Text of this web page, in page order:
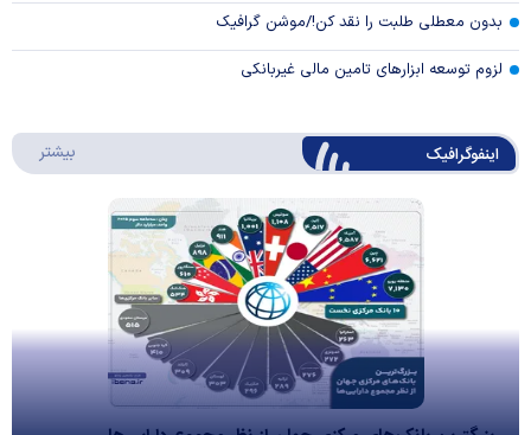
بدون معطلی طلبت را نقد کن!/موشن گرافیک
لزوم توسعه ابزارهای تامین مالی غیربانکی
اینفوگرافیک بیشتر